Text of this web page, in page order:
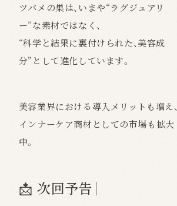
ツバメの巣は、いまや“ラグジュアリ
ー”な素材ではなく、
“科学と結果に裏付けられた、美容成
分”として進化しています。
美容業界における導入メリットも増え、
インナーケア商材としての市場も拡大
中。
📩 次回予告｜